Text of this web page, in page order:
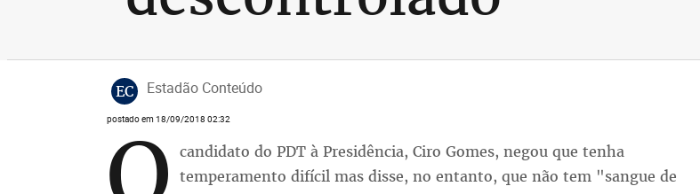
EC Estadão Conteúdo
postado em 18/09/2018 02:32
candidato do PDT à Presidência, Ciro Gomes, negou que tenha
temperamento difícil mas disse, no entanto, que não tem "sangue de